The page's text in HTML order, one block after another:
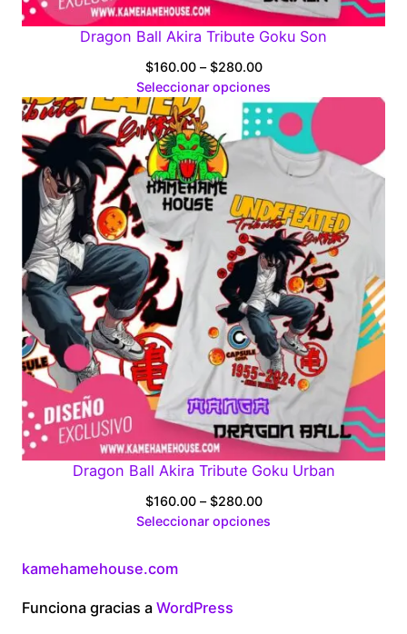
Dragon Ball Akira Tribute Goku Son
$160.00 – $280.00Price
range:
$160.00
through
$280.00
Seleccionar opciones
Dragon Ball Akira Tribute Goku Urban
$160.00 – $280.00Price
range:
Seleccionar opciones
kamehamehouse.com
Funciona gracias a WordPress